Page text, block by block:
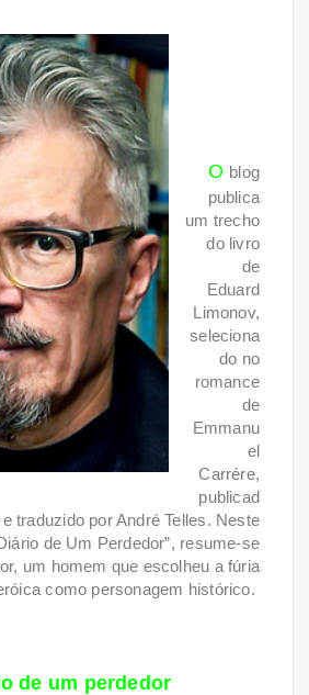
O blog
publica
um trecho
do livro
de
Eduard
Limonov,
seleciona
do no
romance
de
Emmanu
el
Carrére,
publicad
traduzido por André Telles. Neste
de Um Perdedor”, resume-se
um homem que escolheu a fúria
como personagem histórico.
de um perdedor